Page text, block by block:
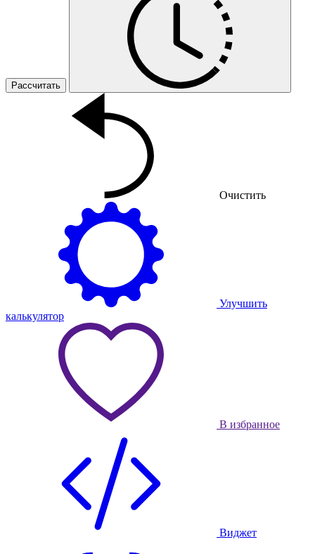
Очистить
Улучшить
калькулятор
В избранное
Виджет